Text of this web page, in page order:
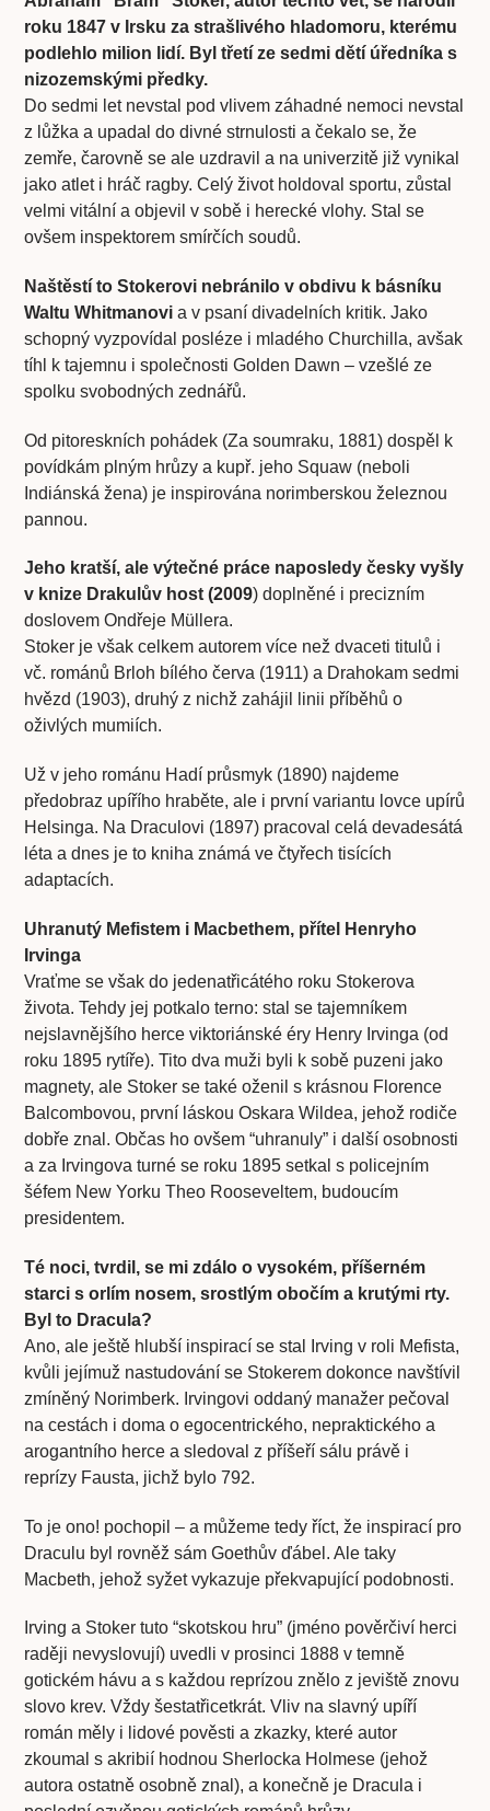
roku 1847 v Irsku za strašlivého hladomoru, kterému
podlehlo milion lidí. Byl třetí ze sedmi dětí úředníka s
nizozemskými předky.
Do sedmi let nevstal pod vlivem záhadné nemoci nevstal
z lůžka a upadal do divné strnulosti a čekalo se, že
zemře, čarovně se ale uzdravil a na univerzitě již vynikal
jako atlet i hráč ragby. Celý život holdoval sportu, zůstal
velmi vitální a objevil v sobě i herecké vlohy. Stal se
ovšem inspektorem smírčích soudů.
Naštěstí to Stokerovi nebránilo v obdivu k básníku
Waltu Whitmanovi a v psaní divadelních kritik. Jako
schopný vyzpovídal posléze i mladého Churchilla, avšak
tíhl k tajemnu i společnosti Golden Dawn – vzešlé ze
spolku svobodných zednářů.
Od pitoreskních pohádek (Za soumraku, 1881) dospěl k
povídkám plným hrůzy a kupř. jeho Squaw (neboli
Indiánská žena) je inspirována norimberskou železnou
pannou.
Jeho kratší, ale výtečné práce naposledy česky vyšly
v knize Drakulův host (2009) doplněné i precizním
doslovem Ondřeje Müllera.
Stoker je však celkem autorem více než dvaceti titulů i
vč. románů Brloh bílého červa (1911) a Drahokam sedmi
hvězd (1903), druhý z nichž zahájil linii příběhů o
oživlých mumiích.
Už v jeho románu Hadí průsmyk (1890) najdeme
předobraz upířího hraběte, ale i první variantu lovce upírů
Helsinga. Na Draculovi (1897) pracoval celá devadesátá
léta a dnes je to kniha známá ve čtyřech tisících
adaptacích.
Uhranutý Mefistem i Macbethem, přítel Henryho
Irvinga
Vraťme se však do jedenatřicátého roku Stokerova
života. Tehdy jej potkalo terno: stal se tajemníkem
nejslavnějšího herce viktoriánské éry Henry Irvinga (od
roku 1895 rytíře). Tito dva muži byli k sobě puzeni jako
magnety, ale Stoker se také oženil s krásnou Florence
Balcombovou, první láskou Oskara Wildea, jehož rodiče
dobře znal. Občas ho ovšem “uhranuly” i další osobnosti
a za Irvingova turné se roku 1895 setkal s policejním
šéfem New Yorku Theo Rooseveltem, budoucím
presidentem.
Té noci, tvrdil, se mi zdálo o vysokém, příšerném
starci s orlím nosem, srostlým obočím a krutými rty.
Byl to Dracula?
Ano, ale ještě hlubší inspirací se stal Irving v roli Mefista,
kvůli jejímuž nastudování se Stokerem dokonce navštívil
zmíněný Norimberk. Irvingovi oddaný manažer pečoval
na cestách i doma o egocentrického, nepraktického a
arogantního herce a sledoval z příšeří sálu právě i
reprízy Fausta, jichž bylo 792.
To je ono! pochopil – a můžeme tedy říct, že inspirací pro
Draculu byl rovněž sám Goethův ďábel. Ale taky
Macbeth, jehož syžet vykazuje překvapující podobnosti.
Irving a Stoker tuto “skotskou hru” (jméno pověrčiví herci
raději nevyslovují) uvedli v prosinci 1888 v temně
gotickém hávu a s každou reprízou znělo z jeviště znovu
slovo krev. Vždy šestatřicetkrát. Vliv na slavný upíří
román měly i lidové pověsti a zkazky, které autor
zkoumal s akribií hodnou Sherlocka Holmese (jehož
autora ostatně osobně znal), a konečně je Dracula i